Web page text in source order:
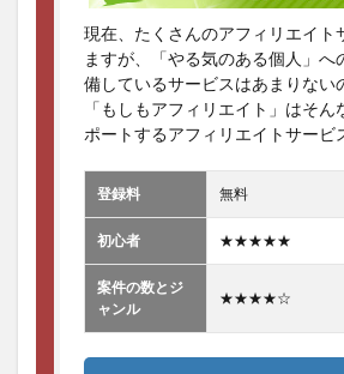
現在、たくさんのアフィリエイト
ますが、「やる気のある個人」へ
備しているサービスはあまりない
「もしもアフィリエイト」はそ
ポートするアフィリエイトサービ
登録料 無料
初心者 ★★★★★
案件の数とジ
ャンル
★★★★☆